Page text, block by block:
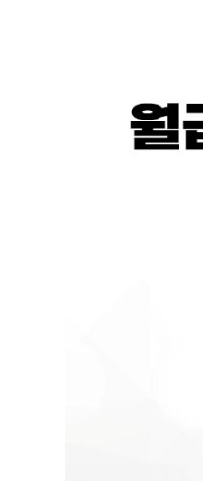
03 수익률 440%, 아
04 3,000만 원으로
: 평촌 21평 아파트
02 직장인에게 꼭 맞
04 용돈 몇 푼 벌 것
05 인생을 바꾸는 시
06 위기가 나만 피해
| HOW | 5장_누구나